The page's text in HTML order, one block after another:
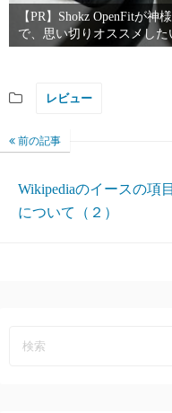
【PR】Shokz OpenFitが神
で、思い切りオススメした
レビュー
前の記事
Wikipediaのイースの項目
について（２）